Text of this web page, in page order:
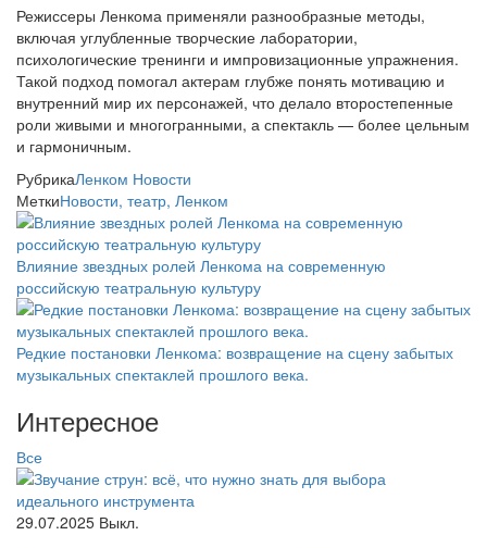
Режиссеры Ленкома применяли разнообразные методы,
включая углубленные творческие лаборатории,
психологические тренинги и импровизационные упражнения.
Такой подход помогал актерам глубже понять мотивацию и
внутренний мир их персонажей, что делало второстепенные
роли живыми и многогранными, а спектакль — более цельным
и гармоничным.
РубрикаЛенком Новости
МеткиНовости, театр, Ленком
Влияние звездных ролей Ленкома на современную
российскую театральную культуру
Редкие постановки Ленкома: возвращение на сцену забытых
музыкальных спектаклей прошлого века.
Интересное
Все
29.07.2025 Выкл.